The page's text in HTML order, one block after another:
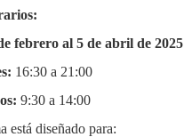
febrero al 5 de abril de 2025
16:30 a 21:00
9:30 a 14:00
está diseñado para: